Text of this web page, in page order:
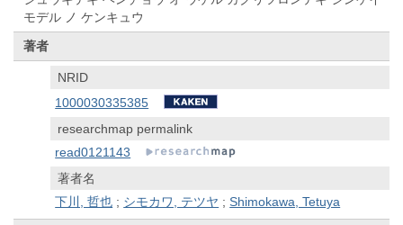
モデル ノ ケンキュウ
著者
NRID
1000030335385
researchmap permalink
read0121143
著者名
下川, 哲也 ; シモカワ, テツヤ ;Shimokawa, Tetuya